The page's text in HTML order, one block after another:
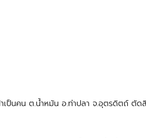
ป็นคน ต.น้ําหมัน อ.ท่าปลา จ.อุตรดิตถ์ ตัด